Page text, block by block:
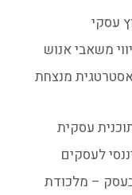
עסקי
משאבי אנוש
מנצחת
עסקית
לעסקים
– מלכודת